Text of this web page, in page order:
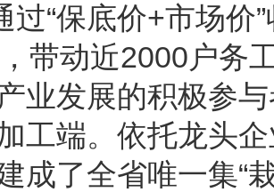
过“保底价+市场价
带动近2000户务
业发展的积极参
工端。依托龙头
成了全省唯一